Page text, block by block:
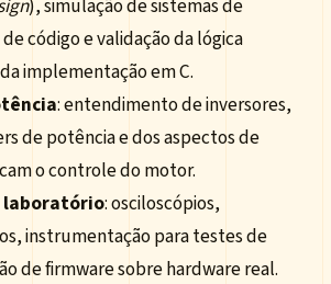
), simulação de sistemas de
código e validação da lógica
implementação em C.
: entendimento de inversores,
de potência e dos aspectos de
o controle do motor.
laboratório: osciloscópios,
instrumentação para testes de
de firmware sobre hardware real.